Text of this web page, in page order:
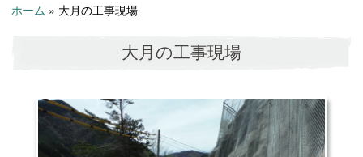
ホーム » 大月の工事現場
大月の工事現場